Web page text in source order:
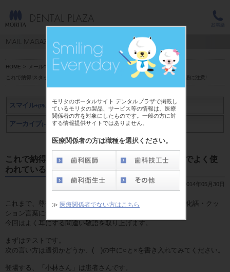
モリタのポータルサイト デンタルプラザで掲載し
ているモリタの製品、サービス等の情報は、医療
関係者の方を対象にしたものです。一般の方に対
する情報提供サイトではありません。
医療関係者の方は職種を選択ください。
≫ 医療関係者でない方はこちら
HOME > メールマガジン スマイル+(Plus) 山岸 弘子 先生>
これで納得!スタッフのための敬語入門【5】院内でよく使われている間違い敬語に注意!
スマイル+(Plus)
アーカイブ(～2019年3月) アーカイブ
これで納得!スタッフのための敬語入門【5】院内でよく使
われている間違い敬語に注意!
2014年05月30日
これまで、尊敬語・謙譲語その1・謙譲語その2・丁寧語・美化語・クッ
ション言葉についてお伝えしました。
今回はよく耳にする間違い敬語を取り上げます。
まずはテストです。
次の言い方は適切かどうか、( )の中に○と×を書き入れてみてください。
登場する、「小林さん」は患者さんです。